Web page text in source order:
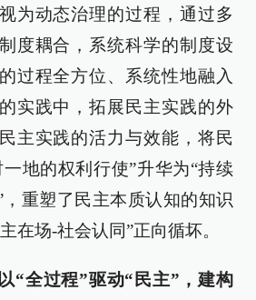
为动态治理的过程，通过多
度耦合，系统科学的制度设
过程全方位、系统性地融入
实践中，拓展民主实践的外
主实践的活力与效能，将民
地的权利行使”升华为“持续
重塑了民主本质认知的知识
在场-社会认同”正向循坏。
“全过程”驱动“民主”，建构